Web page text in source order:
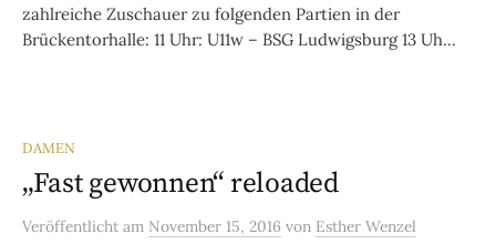
zahlreiche Zuschauer zu folgenden Partien in der
Brückentorhalle: 11 Uhr: U11w – BSG Ludwigsburg 13 Uh...
DAMEN
„Fast gewonnen“ reloaded
Veröffentlicht am November 15, 2016 von Esther Wenzel